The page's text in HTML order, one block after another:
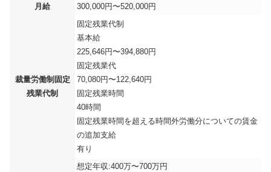
月給
300,000円〜520,000円
裁量労働制固定
残業代制
固定残業代制
基本給
225,646円〜394,880円
固定残業代
70,080円〜122,640円
固定残業時間
40時間
固定残業時間を超える時間外労働分についての賃金
の追加支給
有り
想定年収:400万〜700万円